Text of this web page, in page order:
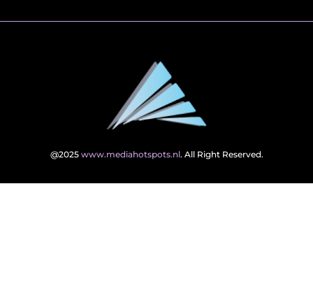
@2025 www.mediahotspots.nl. All Right Reserved.